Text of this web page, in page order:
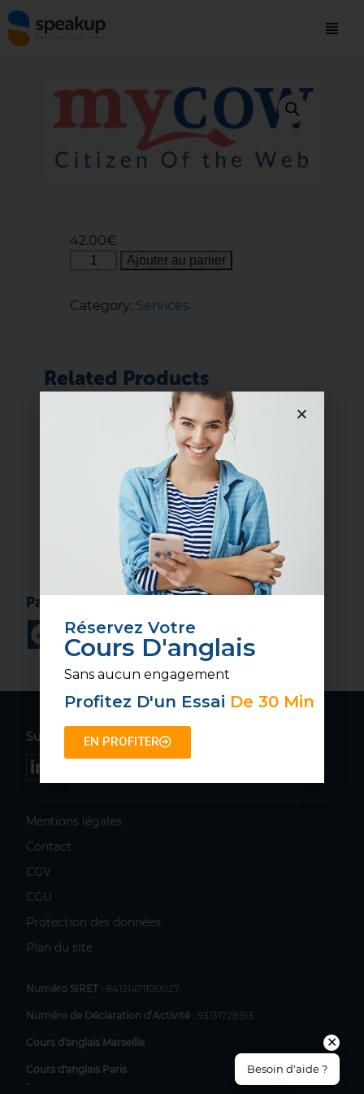
42.00€
Ajouter au panier
Category: Services
Related Products
Test 3D Secure
Ajouter au panier
Numéro SIRET : 84121471100027
Numéro de Déclaration d’Activité : 93131728913
Cours d'anglais Marseille
Cours d'anglais Paris
-
Mentions légales
Contact
CGV
CGU
Protection des données
Plan du site
Suivez-nous :
✕
Besoin d'aide ?
Réservez Votre
Cours D'anglais
Sans aucun engagement
Profitez D'un Essai De 30 Min
EN PROFITER